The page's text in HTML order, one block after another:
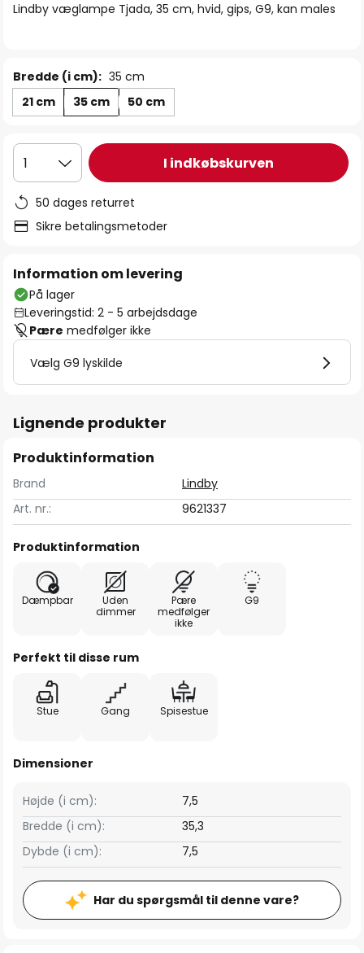
Lindby væglampe Tjada, 35 cm, hvid, gips, G9, kan males
Bredde (i cm): 35 cm
21 cm
35 cm 50 cm
1 I indkøbskurven
50 dages returret
Sikre betalingsmetoder
Information om levering
På lager
Leveringstid: 2 - 5 arbejdsdage
Pære medfølger ikke
Vælg G9 lyskilde
Lignende produkter
Produktinformation
Brand
Lindby
Art. nr.:
9621337
Produktinformation
Dæmpbar
Uden
dimmer
Pære
medfølger
ikke
G9
Perfekt til disse rum
Stue Gang Spisestue
Dimensioner
Bredde (i cm): 35,3
Højde (i cm): 7,5
Dybde (i cm): 7,5
Har du spørgsmål til denne vare?